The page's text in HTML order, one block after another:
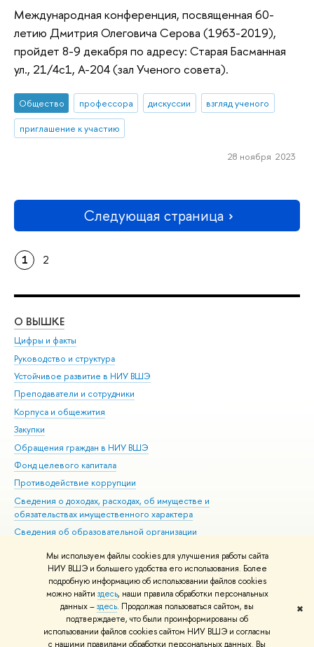
Мы используем файлы cookies для улучшения работы сайта
НИУ ВШЭ и большего удобства его использования. Более
подробную информацию об использовании файлов cookies
можно найти здесь, наши правила обработки персональных
данных –здесь. Продолжая пользоваться сайтом, вы
подтверждаете, что были проинформированы об
использовании файлов cookies сайтом НИУ ВШЭ и согласны
с нашими правилами обработки персональных данных. Вы
✖
Международная конференция, посвященная 60-
летию Дмитрия Олеговича Серова (1963-2019),
пройдет 8-9 декабря по адресу: Старая Басманная
ул., 21/4с1, А-204 (зал Ученого совета).
Общество профессора дискуссии
взгляд ученого
приглашение к участию
28 ноября 2023
Следующая страница
1 2
О ВЫШКЕ
Цифры и факты
Руководство и структура
Устойчивое развитие в НИУ ВШЭ
Преподаватели и сотрудники
Корпуса и общежития
Закупки
Обращения граждан в НИУ ВШЭ
Фонд целевого капитала
Противодействие коррупции
Сведения о доходах, расходах, об имуществе и
обязательствах имущественного характера
Сведения об образовательной организации
Людям с ограниченными возможностями здоровья
Единая платежная страница
Работа в Вышке
© НИУ ВШЭ 1993–2026 Адреса и контакты Условия использования